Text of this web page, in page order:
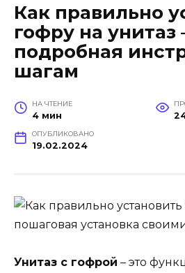
Как правильно
гофру на унитаз
подробная
шагам
НА ЧТЕНИЕ
4 мин
ОПУБЛИКОВАНО
19.02.2024
Унитаз с гофрой – это